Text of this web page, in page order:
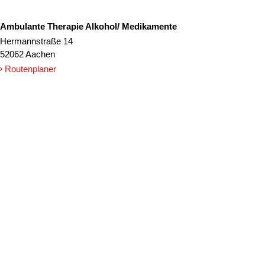
Ambulante Therapie Alkohol/ Medikamente
Hermannstraße 14
52062 Aachen
Routenplaner